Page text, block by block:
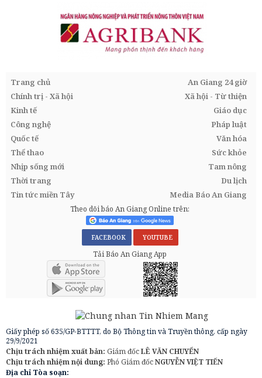
Trang chủ
An Giang 24 giờ
Chính trị - Xã hội
Xã hội - Từ thiện
Kinh tế
Giáo dục
Công nghệ
Pháp luật
Quốc tế
Văn hóa
Thể thao
Sức khỏe
Nhịp sống mới
Tam nông
Thời trang
Du lịch
Tin tức miền Tây
Media Báo An Giang
Theo dõi báo An Giang Online trên:
FACEBOOK YOUTUBE
Tải Báo An Giang App
Giấy phép số 635/GP-BTTTT, do Bộ Thông tin và Truyền thông, cấp ngày
29/9/2021
Chịu trách nhiệm xuất bản: Giám đốcLÊ VĂN CHUYỂN
Chịu trách nhiệm nội dung: Phó Giám đốcNGUYỄN VIỆT TIẾN
Địa chỉ Tòa soạn: